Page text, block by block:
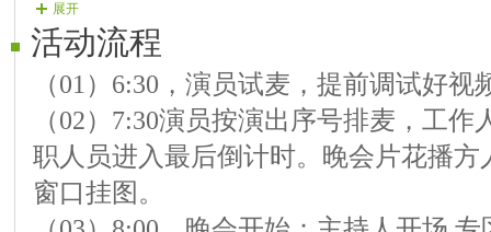
【08嘉宾】雨嘉 歌曲《我的情深你若
【09嘉宾】小蕊 歌曲《梧桐树》《吐
【10嘉宾】香彤 歌曲《甜甜小妹》《
【11嘉宾】北北 歌曲《久别的草原》
【12嘉宾】语梦 歌曲《下定决心忘记
候》
展开
活动流程
（01）6:30，演员试麦，提前调试好视
（02）7:30演员按演出序号排麦，工
职人员进入最后倒计时。晚会片花播
窗口挂图。